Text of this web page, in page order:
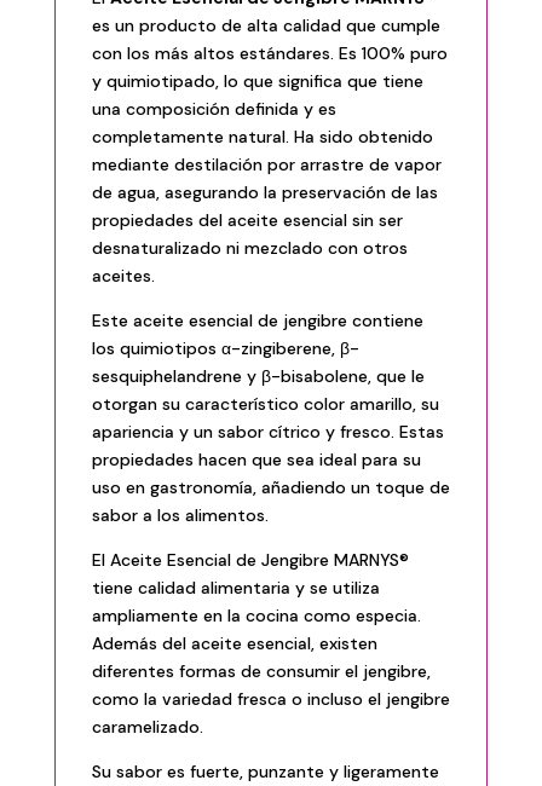
es un producto de alta calidad que cumple
con los más altos estándares. Es 100% puro
y quimiotipado, lo que significa que tiene
una composición definida y es
completamente natural. Ha sido obtenido
mediante destilación por arrastre de vapor
de agua, asegurando la preservación de las
propiedades del aceite esencial sin ser
desnaturalizado ni mezclado con otros
aceites.
Este aceite esencial de jengibre contiene
los quimiotipos α-zingiberene, β-
sesquiphelandrene y β-bisabolene, que le
otorgan su característico color amarillo, su
apariencia y un sabor cítrico y fresco. Estas
propiedades hacen que sea ideal para su
uso en gastronomía, añadiendo un toque de
sabor a los alimentos.
El Aceite Esencial de Jengibre MARNYS®
tiene calidad alimentaria y se utiliza
ampliamente en la cocina como especia.
Además del aceite esencial, existen
diferentes formas de consumir el jengibre,
como la variedad fresca o incluso el jengibre
caramelizado.
Su sabor es fuerte, punzante y ligeramente